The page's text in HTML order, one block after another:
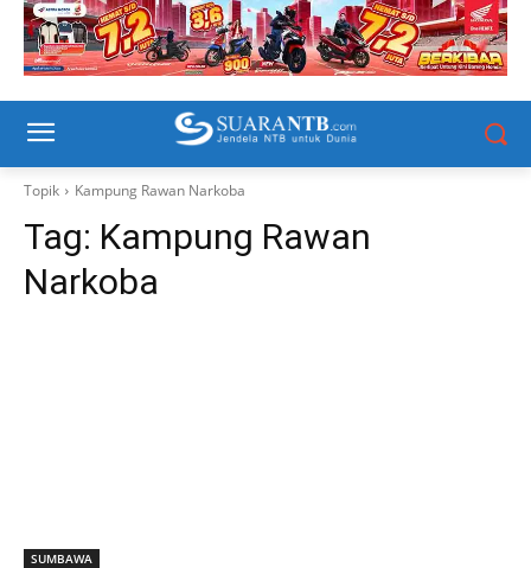
Topik Kampung Rawan Narkoba
Tag: Kampung Rawan
Narkoba
SUMBAWA